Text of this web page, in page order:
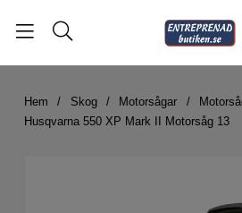
Hem Skog Motorsågar
Husqvarna 550 XP Mark II Motorsåg 13